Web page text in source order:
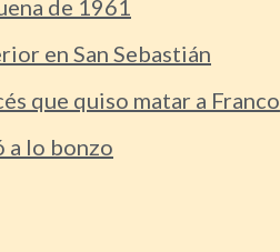
de 1961
en San Sebastián
que quiso matar a Franco
a lo bonzo